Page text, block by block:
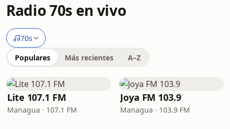
Radio 70s en vivo
70s
Populares Más recientes A–Z
Lite 107.1 FM
Managua · 107.1 FM
Joya FM 103.9
Managua · 103.9 FM